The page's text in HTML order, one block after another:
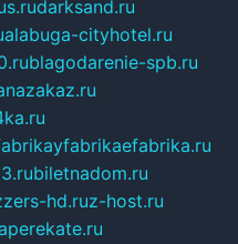
darksand.ru
alabuga-cityhotel.ru
blagodarenie-spb.ru
biletnadom.ru
hd.ruz-host.ru